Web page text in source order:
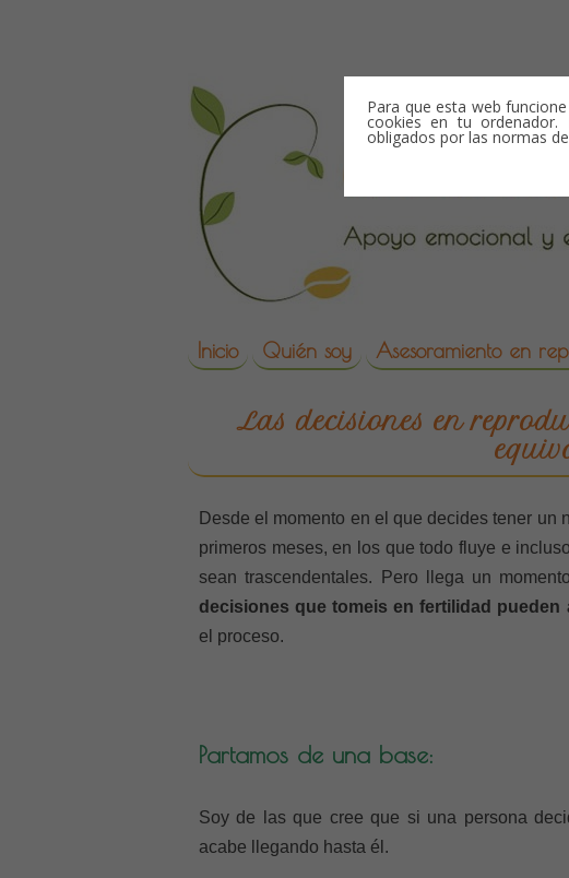
Para que esta web
cookies en tu
obligados por las normas
reproduccion asistida
Skip to content
Inicio Quién soy Asesoramiento en
Las decisiones en
Desde el momento en el que decides tener
primeros meses, en los que todo fluye e
sean trascendentales. Pero llega un
decisiones que tomeis en fertilidad pueden
el proceso.
Partamos de una base:
Soy de las que cree que si una persona
acabe llegando hasta él.